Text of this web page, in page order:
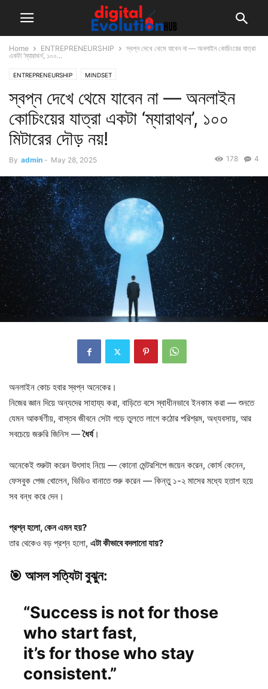
Home ENTREPRENEURSHIP
স্বপ্ন দেখে থেমে যাবেন না — অনলাইন কোচিংয়ের যাত্রা
একটা ‘ম্যারাথন’, ১০০...
ENTREPRENEURSHIP MINDSET
স্বপ্ন দেখে থেমে যাবেন না — অনলাইন
কোচিংয়ের যাত্রা একটা ‘ম্যারাথন’, ১০০
মিটারের দৌড় নয়!
By admin - May 28, 2025 4
178
অনলাইন কোচ হবার স্বপ্ন অনেকের।
নিজের জ্ঞান দিয়ে অন্যদের সাহায্য করা, বাড়িতে বসে স্বাধীনভাবে ইনকাম করা — শুনতে
যেমন আকর্ষণীয়, বাস্তব জীবনে সেটা গড়ে তুলতে লাগে কঠোর পরিশ্রম, অধ্যবসায়, আর
সবচেয়ে জরুরি জিনিস —ধৈর্য।
অনেকেই শুরুটা করেন উৎসাহ নিয়ে — কোনো মেন্টরশিপে জয়েন করেন, কোর্স কেনেন,
ফেসবুক পেজ খোলেন, ভিডিও বানাতে শুরু করেন — কিন্তু ১-২ মাসের মধ্যে হতাশ হয়ে
সব বন্ধ করে দেন।
প্রশ্ন হলো, কেন এমন হয়?
তার থেকেও বড় প্রশ্ন হলো, এটা কীভাবে বদলানো যায়?
🎯 আসল সত্যিটা বুঝুন:
“Success is not for those
who start fast,
it’s for those who stay
consistent.”